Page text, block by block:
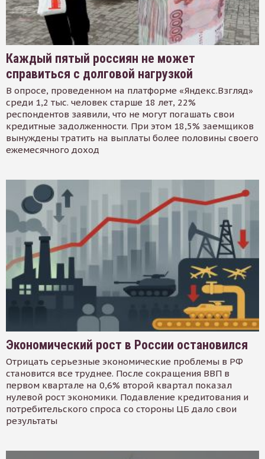
Каждый пятый россиян не может
справиться с долговой нагрузкой
В опросе, проведенном на платформе «Яндекс.Взгляд»
среди 1,2 тыс. человек старше 18 лет, 22%
респондентов заявили, что не могут погашать свои
кредитные задолженности. При этом 18,5% заемщиков
вынуждены тратить на выплаты более половины своего
ежемесячного доход
Экономический рост в России остановился
Отрицать серьезные экономические проблемы в РФ
становится все труднее. После сокращения ВВП в
первом квартале на 0,6% второй квартал показал
нулевой рост экономики. Подавление кредитования и
потребительского спроса со стороны ЦБ дало свои
результаты